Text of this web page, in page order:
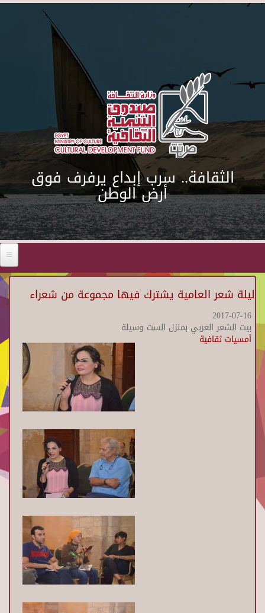
Skip to main content
الثقافة.. سرب إبداع يرفرف فوق
أرض الوطن
ليلة شعر العامية يشترك فيها مجموعة من شعراء
2017-07-16
بيت الشعر العربي بمنزل الست وسيلة
أمسيات ثقافية